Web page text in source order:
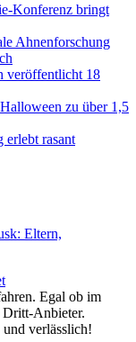
Konferenz bringt
Ahnenforschung
veröffentlicht 18
zu über 1,5
rasant
Eltern,
Egal ob im
Dritt-Anbieter.
verlässlich!